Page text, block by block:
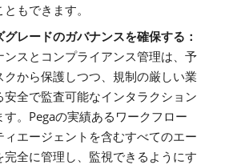
もできます。
レードのガバナンスを確保する：
ンスとコンプライアンス管理は、予
クから保護しつつ、規制の厳しい業
安全で監査可能なインタラクション
。 Pegaの実績あるワークフロー
ィエージェントを含むすべてのエー
完全に管理し、監視できるようにす